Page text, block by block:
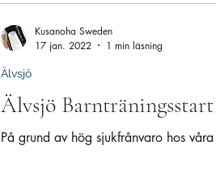
Älvsjö
På grund av hög sjukfrånvaro hos
Älvsjö
Kusanoha Sweden
17 jan. 2022
1 min läsning